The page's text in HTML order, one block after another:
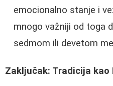
emocionalno stanje i
mnogo važniji od toga
sedmom ili devetom
Zaključak: Tradicija kao